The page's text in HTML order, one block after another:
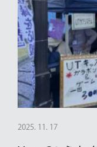
2025. 11. 17